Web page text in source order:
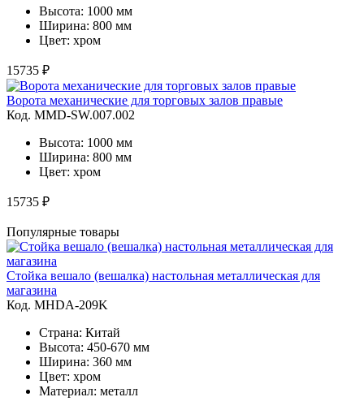
Высота: 1000 мм
Ширина: 800 мм
Цвет: хром
15735 ₽
Ворота механические для торговых залов правые
Код. MMD-SW.007.002
Высота: 1000 мм
Ширина: 800 мм
Цвет: хром
15735 ₽
Популярные товары
Стойка вешало (вешалка) настольная металлическая для
магазина
Код. MHDA-209K
Страна: Китай
Высота: 450-670 мм
Ширина: 360 мм
Цвет: хром
Материал: металл